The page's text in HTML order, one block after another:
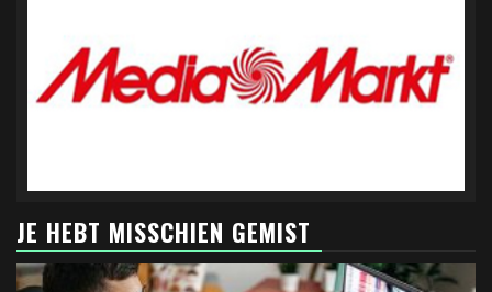
JE HEBT MISSCHIEN GEMIST